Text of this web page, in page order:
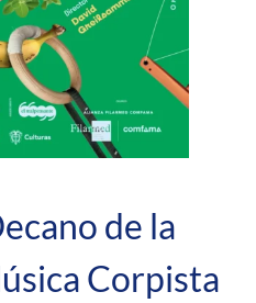
de la
Corpista